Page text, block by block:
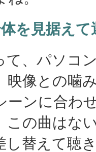
を見据え
て、パソコ
映像との噛
ーンに合わ
この曲はな
し替えて聴